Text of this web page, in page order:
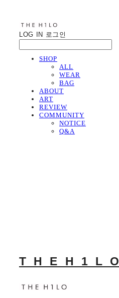
LOG IN 로그인
SHOP
ALL
WEAR
BAG
ABOUT
ART
REVIEW
COMMUNITY
NOTICE
Q&A
T H E H 1 L O